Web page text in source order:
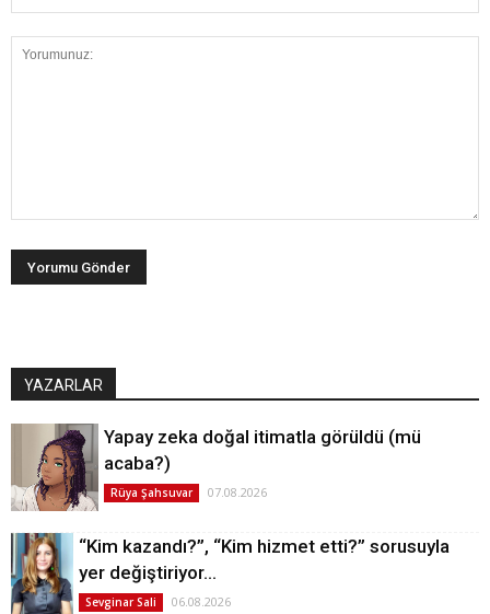
YAZARLAR
Yapay zeka doğal itimatla görüldü (mü
acaba?)
Rüya Şahsuvar 07.08.2026
“Kim kazandı?”, “Kim hizmet etti?” sorusuyla
yer değiştiriyor…
Sevginar Sali 06.08.2026